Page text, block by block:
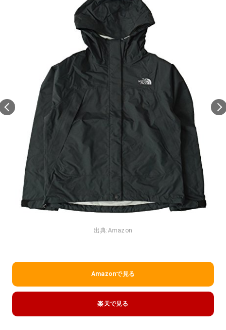
出典:Amazon
Amazonで見る
楽天で見る